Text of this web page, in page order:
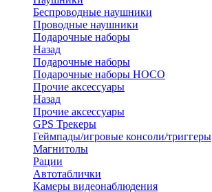
Беспроводные наушники
Проводные наушники
Подарочные наборы
Назад
Подарочные наборы
Подарочные наборы HOCO
Прочие аксессуары
Назад
Прочие аксессуары
GPS Трекеры
Геймпады/игровые консоли/триггеры
Магнитолы
Рации
Автотаблички
Камеры видеонаблюдения